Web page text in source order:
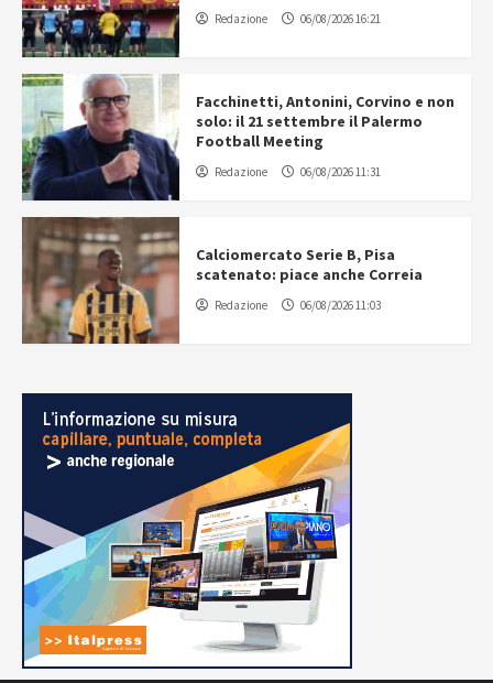
Redazione 06/08/2026 16:21
Facchinetti, Antonini, Corvino e non
solo: il 21 settembre il Palermo
Football Meeting
Redazione 06/08/2026 11:31
Calciomercato Serie B, Pisa
scatenato: piace anche Correia
Redazione 06/08/2026 11:03